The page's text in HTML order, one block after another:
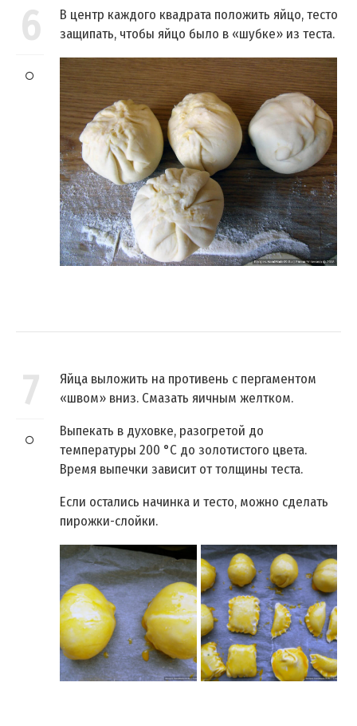
6
В центр каждого квадрата положить яйцо, тесто
защипать, чтобы яйцо было в «шубке» из теста.
7
Яйца выложить на противень с пергаментом
«швом» вниз. Смазать яичным желтком.
Выпекать в духовке, разогретой до
температуры 200 °C до золотистого цвета.
Время выпечки зависит от толщины теста.
Если остались начинка и тесто, можно сделать
пирожки-слойки.